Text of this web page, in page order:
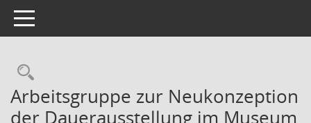
Toggle navigation
Rechercheauswahl
Arbeitsgruppe zur Neukonzeption
der Dauerausstellung im Museum